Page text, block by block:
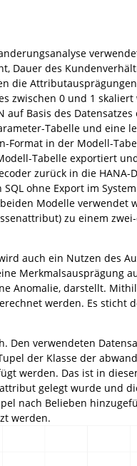
Dauer des
die
zwischen 0 und 1
auf Basis des
Tabelle und eine
Format in der Modell-
Tabelle exportiert
zurück in die
ohne Export im
Modelle verwendet
zu einem
auch ein Nutzen des
Merkmalsausprägung
Anomalie, darstellt.
werden. Es sticht
Den verwendeten
der Klasse der
werden. Das ist in
gelegt wurde und
nach Belieben
werden.